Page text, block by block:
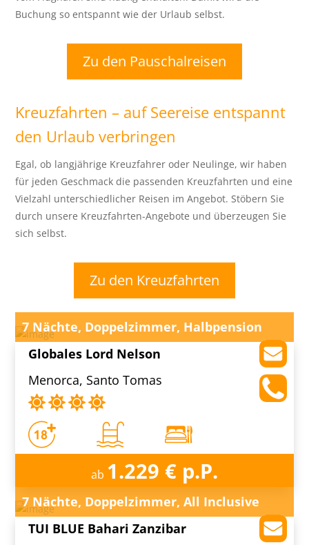
Buchung so entspannt wie der Urlaub selbst.
Zu den Pauschalreisen
Kreuzfahrten – auf Seereise entspannt
den Urlaub verbringen
Egal, ob langjährige Kreuzfahrer oder Neulinge, wir haben
für jeden Geschmack die passenden Kreuzfahrten und eine
Vielzahl unterschiedlicher Reisen im Angebot. Stöbern Sie
durch unsere Kreuzfahrten-Angebote und überzeugen Sie
sich selbst.
Zu den Kreuzfahrten
7 Nächte, Doppelzimmer, Halbpension
Globales Lord Nelson
Menorca, Santo Tomas
ab 1.229 € p.P.
7 Nächte, Doppelzimmer, All Inclusive
TUI BLUE Bahari Zanzibar